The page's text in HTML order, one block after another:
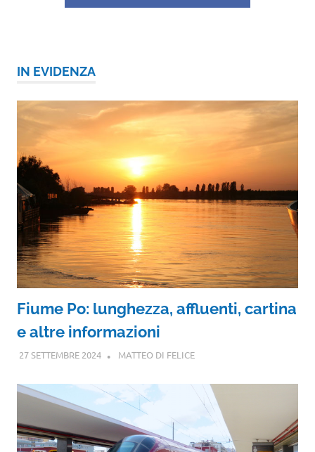
IN EVIDENZA
Fiume Po: lunghezza, affluenti, cartina
e altre informazioni
27 SETTEMBRE 2024 MATTEO DI FELICE